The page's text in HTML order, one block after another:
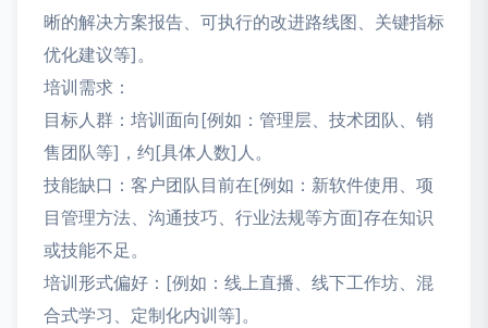
晰的解决方案报告、可执行的改进路线图、关键指标
优化建议等]。
培训需求：
目标人群：培训面向[例如：管理层、技术团队、销
售团队等]，约[具体人数]人。
技能缺口：客户团队目前在[例如：新软件使用、项
目管理方法、沟通技巧、行业法规等方面]存在知识
或技能不足。
培训形式偏好：[例如：线上直播、线下工作坊、混
合式学习、定制化内训等]。